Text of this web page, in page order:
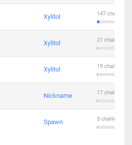
Xylitol 147
Xylitol 21
Xylitol 19
Nickname 17
Spawn 5 challengers